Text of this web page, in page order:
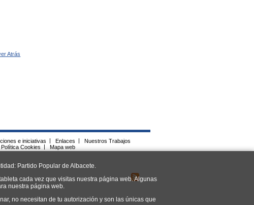
Partido Popular de Albacete.
cada vez que visitas nuestra página web. Algunas
nuestra página web.
no necesitan de tu autorización y son las únicas que
Atrás
e iniciativas Enlaces
Nuestros Trabajos
Política Cookies
Mapa web